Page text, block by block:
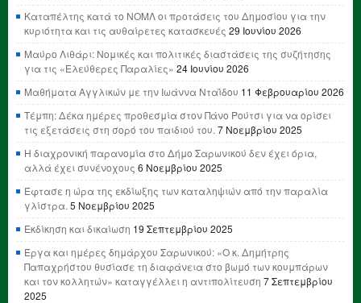
Καταπέλτης κατά το ΝΟΜΛ οι προτάσεις του Δημοσίου για την
κυριότητα και τις αυθαίρετες κατασκευές 29 Ιουνίου 2026
Μαύρο Λιθάρι: Νομικές και πολιτικές διαστάσεις της συζήτησης
για τις «Ελεύθερες Παραλίες» 24 Ιουνίου 2026
Μαθήματα Αγγλικών με την Ιωάννα Νταΐδου 11 Φεβρουαρίου 2026
Τέμπη: Δέκα ημέρες προθεσμία στον Πάνο Ρούτσι για να ορίσει
τις εξετάσεις στη σορό του παιδιού του. 7 Νοεμβρίου 2025
Η διαχρονική παρανομία στο Δήμο Σαρωνικού δεν έχει όρια,
αλλά έχει συνένοχους 6 Νοεμβρίου 2025
Έφτασε η ώρα της εκδίωξης των καταληψιών από την παραλία
γλίστρα. 5 Νοεμβρίου 2025
Εκδίκηση και δικαίωση 19 Σεπτεμβρίου 2025
Έργα και ημέρες δημάρχου Σαρωνικού: «Ο κ. Δημήτρης
Παπαχρήστου θυσίασε τη διαφάνεια στο βωμό των κουμπάρων
και τον κολλητών» καταγγέλλει η αντιπολίτευση 7 Σεπτεμβρίου
2025